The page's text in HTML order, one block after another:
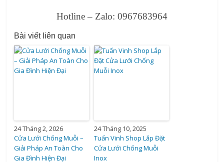
Hotline – Zalo: 0967683964
Bài viết liên quan
24 Tháng 2, 2026
Cửa Lưới Chống Muỗi –
Giải Pháp An Toàn Cho
Gia Đình Hiện Đại
24 Tháng 10, 2025
Tuấn Vinh Shop Lắp Đặt
Cửa Lưới Chống Muỗi
Inox